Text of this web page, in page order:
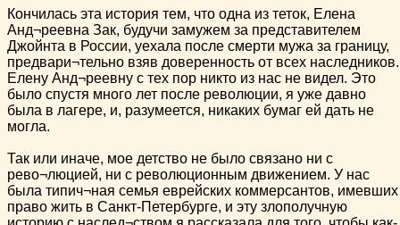
Кончилась эта история тем, что одна из теток, Елена
Анд¬реевна Зак, будучи замужем за представителем
Джойнта в России, уехала после смерти мужа за границу,
предвари¬тельно взяв доверенность от всех наследников.
Елену Анд¬реевну с тех пор никто из нас не видел. Это
было спустя много лет после революции, я уже давно
была в лагере, и, разумеется, никаких бумаг ей дать не
могла.
Так или иначе, мое детство не было связано ни с
рево¬люцией, ни с революционным движением. У нас
была типич¬ная семья еврейских коммерсантов, имевших
право жить в Санкт-Петербурге, и эту злополучную